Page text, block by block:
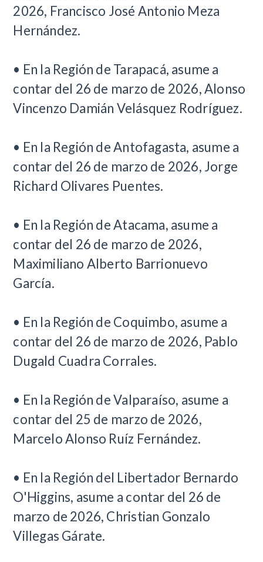
2026, Francisco José Antonio Meza
Hernández.
• En la Región de Tarapacá, asume a
contar del 26 de marzo de 2026, Alonso
Vincenzo Damián Velásquez Rodríguez.
• En la Región de Antofagasta, asume a
contar del 26 de marzo de 2026, Jorge
Richard Olivares Puentes.
• En la Región de Atacama, asume a
contar del 26 de marzo de 2026,
Maximiliano Alberto Barrionuevo
García.
• En la Región de Coquimbo, asume a
contar del 26 de marzo de 2026, Pablo
Dugald Cuadra Corrales.
• En la Región de Valparaíso, asume a
contar del 25 de marzo de 2026,
Marcelo Alonso Ruíz Fernández.
• En la Región del Libertador Bernardo
O'Higgins, asume a contar del 26 de
marzo de 2026, Christian Gonzalo
Villegas Gárate.